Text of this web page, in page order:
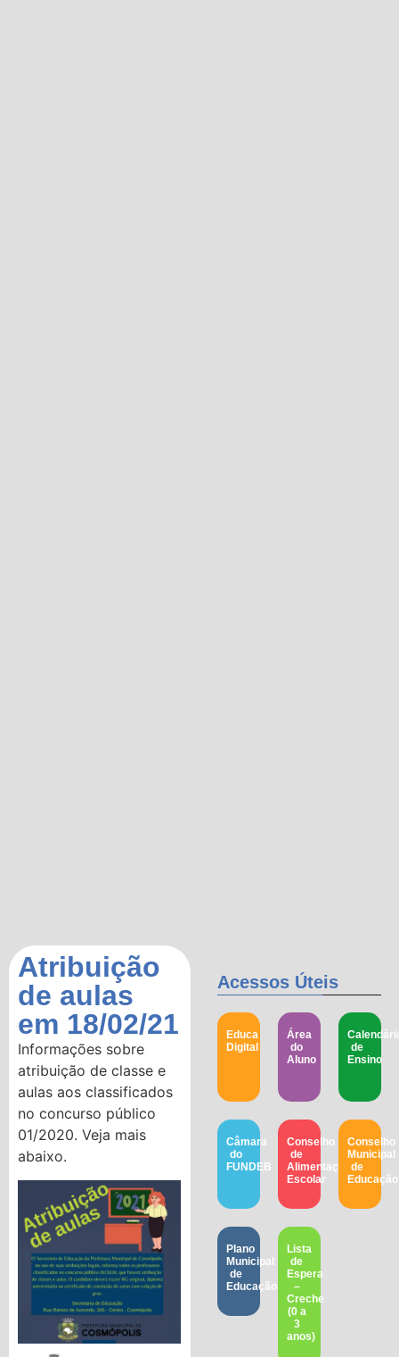
Atribuição
de aulas
em 18/02/21
Informações sobre
atribuição de classe e
aulas aos classificados
no concurso público
01/2020. Veja mais
abaixo.
Acessos Úteis
Educa
Digital
Área
do
Aluno
de
Ensino
Câmara
do
FUNDEB
Conselho
de
Alimentação
Escolar
Conselho
Municipal
de
Educação​
Plano
Municipal
de
Educação
Lista
de
Espera
–
Creche
(0 a
3
anos)